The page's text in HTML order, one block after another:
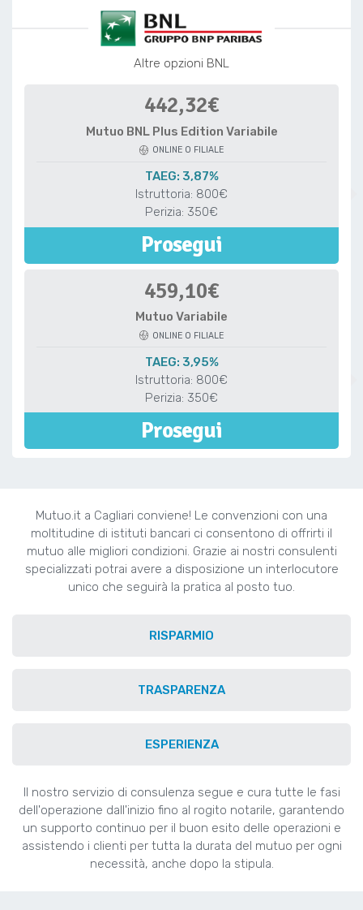
Altre opzioni BNL
442,32€
Mutuo BNL Plus Edition Variabile
ONLINE O FILIALE
TAEG: 3,87%
Istruttoria: 800€
Perizia: 350€
Prosegui
459,10€
Mutuo Variabile
ONLINE O FILIALE
TAEG: 3,95%
Istruttoria: 800€
Perizia: 350€
Prosegui
Mutuo.it a Cagliari conviene! Le convenzioni con una
moltitudine di istituti bancari ci consentono di offrirti il
mutuo alle migliori condizioni. Grazie ai nostri consulenti
specializzati potrai avere a disposizione un interlocutore
unico che seguirà la pratica al posto tuo.
RISPARMIO
TRASPARENZA
ESPERIENZA
Il nostro servizio di consulenza segue e cura tutte le fasi
dell'operazione dall'inizio fino al rogito notarile, garantendo
un supporto continuo per il buon esito delle operazioni e
assistendo i clienti per tutta la durata del mutuo per ogni
necessità, anche dopo la stipula.